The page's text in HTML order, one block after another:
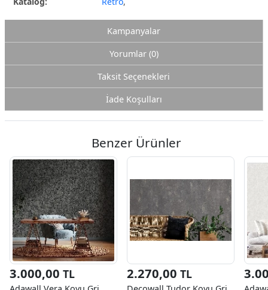
Kampanyalar
Yorumlar (0)
Taksit Seçenekleri
İade Koşulları
Benzer Ürünler
3.000,00 TL 2.270,00 TL